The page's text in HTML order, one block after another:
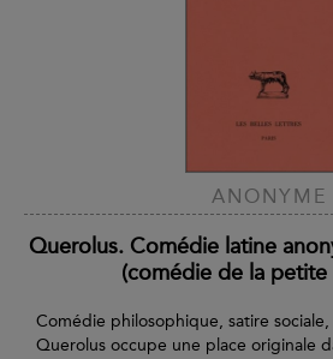
ANONYME
Querolus. Comédie latine
(comédie de la petite
Comédie philosophique, satire
Querolus occupe une place originale